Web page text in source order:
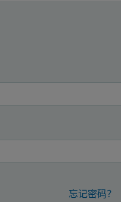
was the Viscotek GPCmax.
a Viscotek Triple Detector
忘记密码？